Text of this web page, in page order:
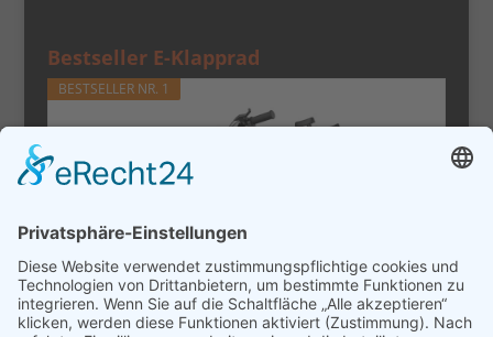
Bestseller E-Klapprad
BESTSELLER NR. 1